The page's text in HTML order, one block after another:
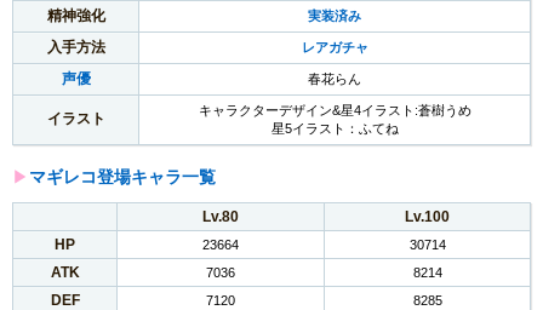
精神強化 実装済み
入手方法 レアガチャ
声優 春花らん
イラスト
キャラクターデザイン&星4イラスト:蒼樹うめ
星5イラスト：ふてね
▶︎ マギレコ登場キャラ一覧
Lv.80
Lv.100
HP
23664 30714
ATK 7036 8214
DEF 7120 8285